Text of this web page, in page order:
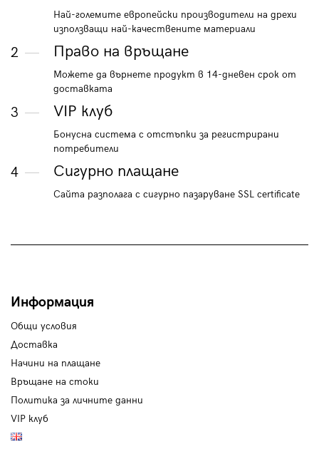
Най-големите европейски производители на дрехи
използващи най-качествените материали
2 Право на връщане
Можете да върнете продукт в 14-дневен срок от
доставката
3 VIP клуб
Бонусна система с отстъпки за регистрирани
потребители
4 Сигурно плащане
Сайта разполага с сигурно пазаруване SSL certificate
Информация
Общи условия
Доставка
Начини на плащане
Връщане на стоки
Политика за личните данни
VIP клуб